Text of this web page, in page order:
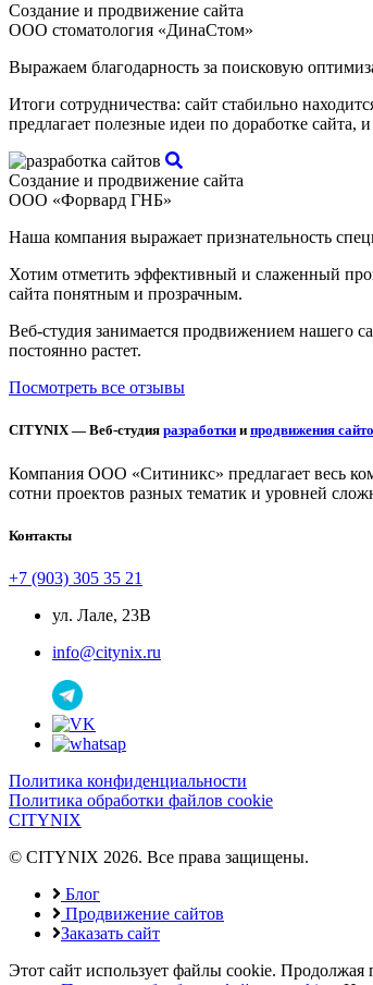
Создание и продвижение сайта
ООО стоматология «ДинаСтом»
Выражаем благодарность за поисковую
Итоги сотрудничества: сайт стабильно
предлагает полезные идеи по доработке сайта,
Создание и продвижение сайта
ООО «Форвард ГНБ»
Наша компания выражает признательность
Хотим отметить эффективный и слаженный
сайта понятным и прозрачным.
Веб-студия занимается продвижением нашего
постоянно растет.
Посмотреть все отзывы
CITYNIX — Веб-студия разработки и продвижения
Компания ООО «Ситиникс» предлагает весь
сотни проектов разных тематик и уровней
Контакты
+7 (903) 305 35 21
ул. Лале, 23B
info@citynix.ru
Политика конфиденциальности
Политика обработки файлов cookie
CITYNIX
© CITYNIX 2026. Все права защищены.
Блог
Продвижение сайтов
Заказать сайт
Этот сайт использует файлы cookie. Продолжая